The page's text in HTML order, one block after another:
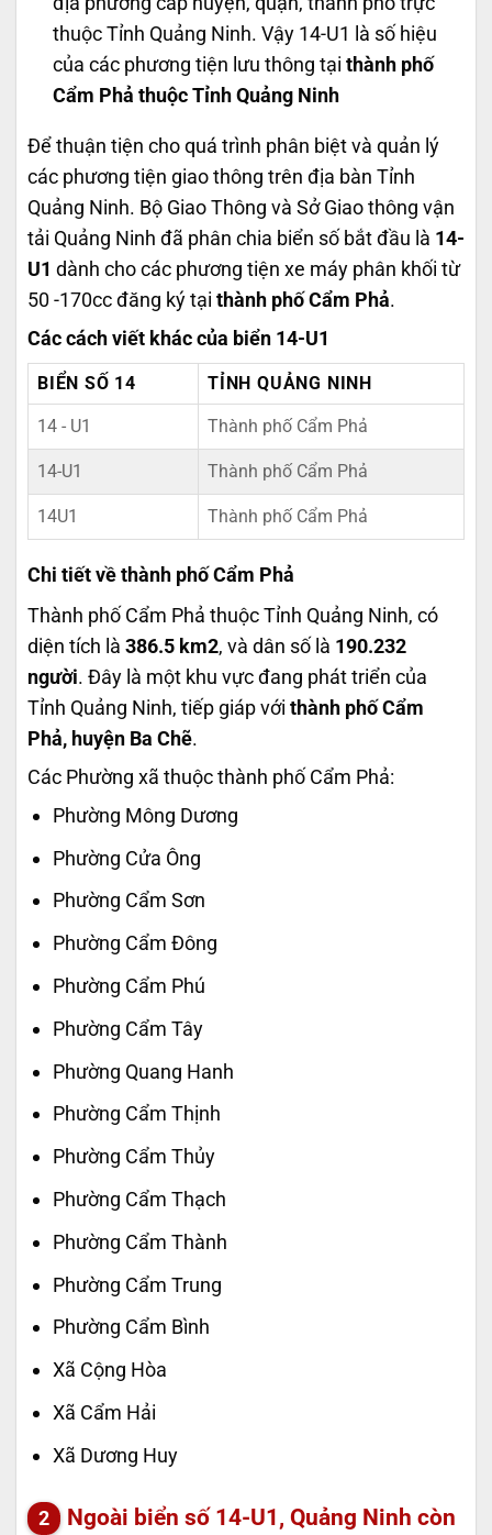
thuộc Tỉnh Quảng Ninh. Vậy 14-U1 là số hiệu
của các phương tiện lưu thông tại thành phố
Cẩm Phả thuộc Tỉnh Quảng Ninh
Để thuận tiện cho quá trình phân biệt và quản lý
các phương tiện giao thông trên địa bàn Tỉnh
Quảng Ninh. Bộ Giao Thông và Sở Giao thông vận
tải Quảng Ninh đã phân chia biển số bắt đầu là 14-
U1 dành cho các phương tiện xe máy phân khối từ
50 -170cc đăng ký tại thành phố Cẩm Phả.
Các cách viết khác của biển 14-U1
BIỂN SỐ 14 TỈNH QUẢNG NINH
14 - U1 Thành phố Cẩm Phả
14-U1 Thành phố Cẩm Phả
14U1 Thành phố Cẩm Phả
Chi tiết về thành phố Cẩm Phả
Thành phố Cẩm Phả thuộc Tỉnh Quảng Ninh, có
diện tích là 386.5 km2, và dân số là 190.232
người. Đây là một khu vực đang phát triển của
Tỉnh Quảng Ninh, tiếp giáp với thành phố Cẩm
Phả, huyện Ba Chẽ.
Các Phường xã thuộc thành phố Cẩm Phả:
Phường Mông Dương
Phường Cửa Ông
Phường Cẩm Sơn
Phường Cẩm Đông
Phường Cẩm Phú
Phường Cẩm Tây
Phường Quang Hanh
Phường Cẩm Thịnh
Phường Cẩm Thủy
Phường Cẩm Thạch
Phường Cẩm Thành
Phường Cẩm Trung
Phường Cẩm Bình
Xã Cộng Hòa
Xã Cẩm Hải
Xã Dương Huy
Ngoài biển số 14-U1, Quảng Ninh còn